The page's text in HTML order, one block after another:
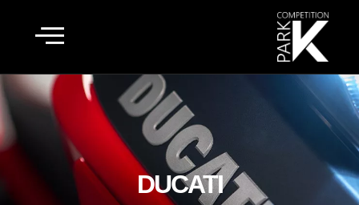
DUCATI
DUCATI